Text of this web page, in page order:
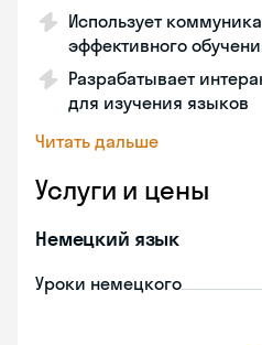
Использует
эффективного
Разрабатывает
для изучения языков
Читать дальше
Услуги и цены
Немецкий язык
Уроки немецкого